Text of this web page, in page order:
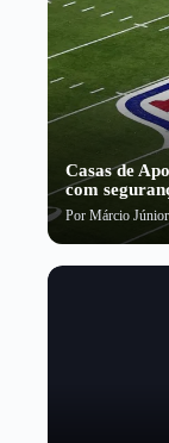
Casas de
com
Por Márcio Júnior